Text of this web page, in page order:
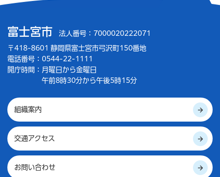
富士宮市 法人番号：7000020222071
〒418-8601 静岡県富士宮市弓沢町150番地
電話番号：0544-22-1111
開庁時間： 月曜日から金曜日
午前8時30分から午後5時15分
組織案内
交通アクセス
お問い合わせ